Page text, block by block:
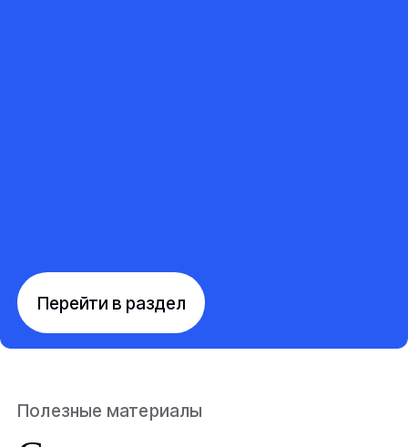
Перейти в раздел
Полезные материалы